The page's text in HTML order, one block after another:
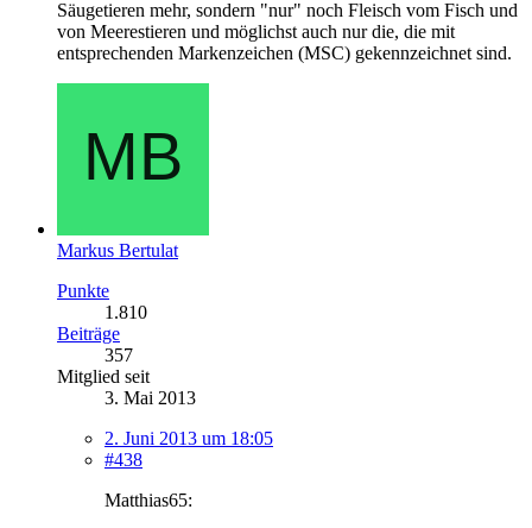
Säugetieren mehr, sondern "nur" noch Fleisch vom Fisch und
von Meerestieren und möglichst auch nur die, die mit
entsprechenden Markenzeichen (MSC) gekennzeichnet sind.
Markus Bertulat
Punkte
1.810
Beiträge
357
Mitglied seit
3. Mai 2013
2. Juni 2013 um 18:05
#438
Matthias65: